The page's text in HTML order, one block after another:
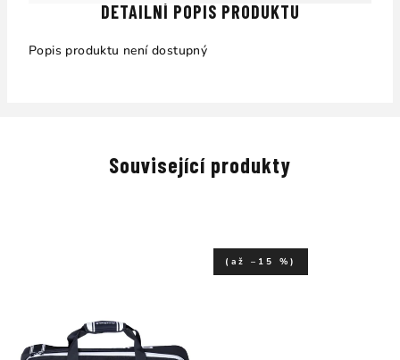
DETAILNÍ POPIS PRODUKTU
Popis produktu není dostupný
Související produkty
(až –15 %)